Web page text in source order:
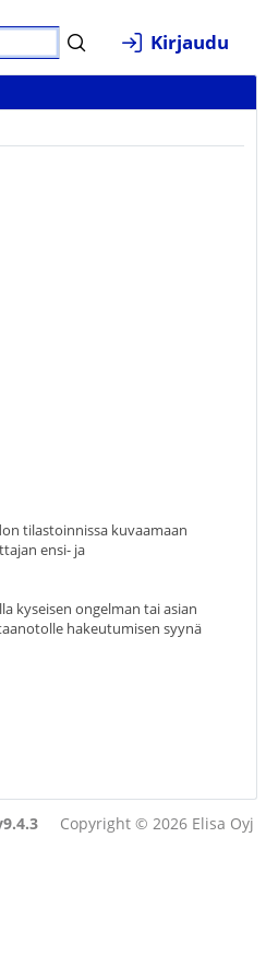
Kirjaudu
tilastoinnissa kuvaamaan
ensi- ja
kyseisen ongelman tai asian
hakeutumisen syynä
Copyright © 2026 Elisa Oyj